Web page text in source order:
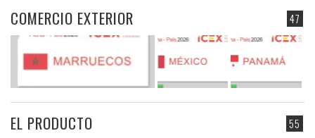
47
COMERCIO EXTERIOR
55
EL PRODUCTO